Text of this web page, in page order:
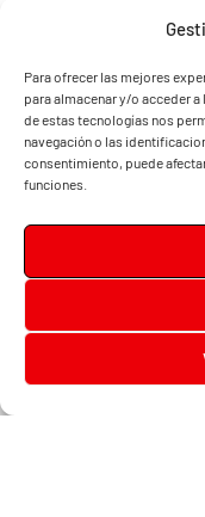
Para ofrecer las mejores
para almacenar y/o acceder
de estas tecnologías nos
navegación o las
consentimiento, puede
funciones.
Diari la Terreta
, un diario